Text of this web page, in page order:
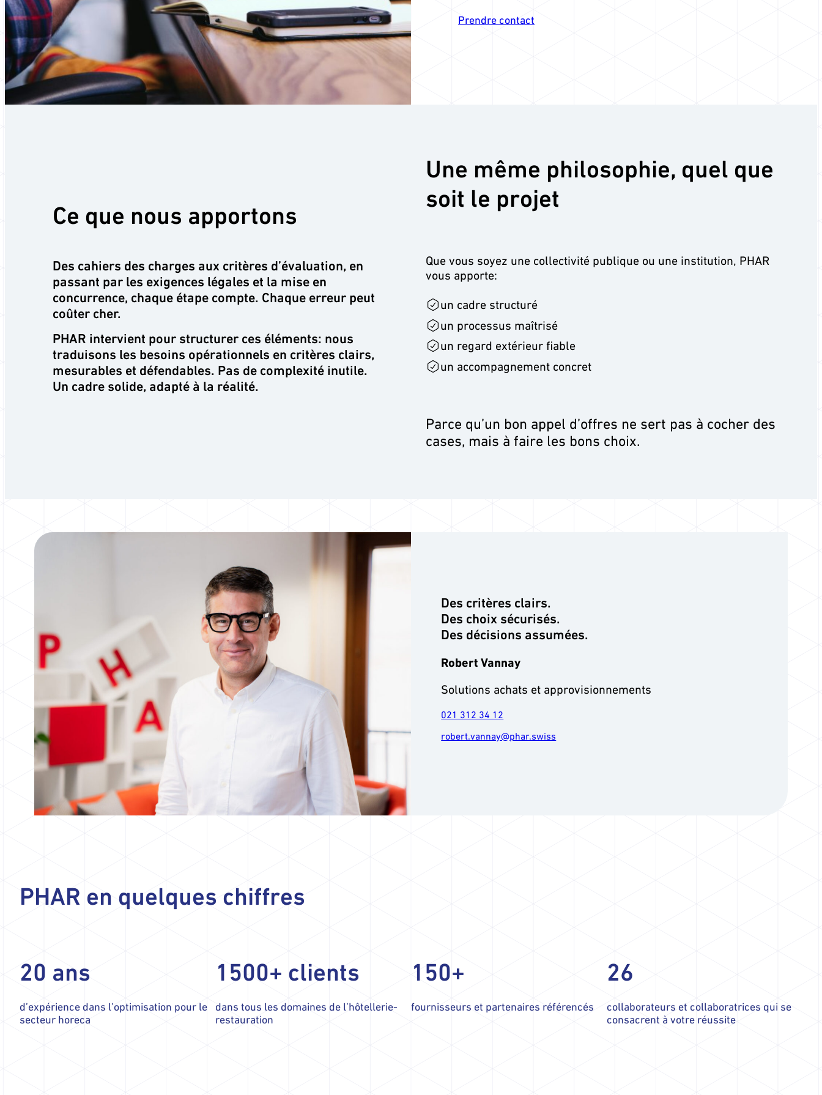
Prendre contact
Ce que nous apportons
Des cahiers des charges aux critères d’évaluation, en
passant par les exigences légales et la mise en
concurrence, chaque étape compte. Chaque erreur peut
coûter cher.
PHAR intervient pour structurer ces éléments: nous
traduisons les besoins opérationnels en critères clairs,
mesurables et défendables. Pas de complexité inutile.
Un cadre solide, adapté à la réalité.
Une même philosophie, quel que
soit le projet
Que vous soyez une collectivité publique ou une institution, PHAR
vous apporte:
un cadre structuré
un processus maîtrisé
un regard extérieur fiable
un accompagnement concret
Parce qu’un bon appel d’offres ne sert pas à cocher des
cases, mais à faire les bons choix.
Des critères clairs.
Des choix sécurisés.
Des décisions assumées.
Robert Vannay
Solutions achats et approvisionnements
021 312 34 12
robert.vannay@phar.swiss
PHAR en quelques chiffres
20 ans
d’expérience dans l’optimisation pour le
secteur horeca
1500+ clients
dans tous les domaines de l’hôtellerie-
restauration
150+
fournisseurs et partenaires référencés
26
collaborateurs et collaboratrices qui se
consacrent à votre réussite